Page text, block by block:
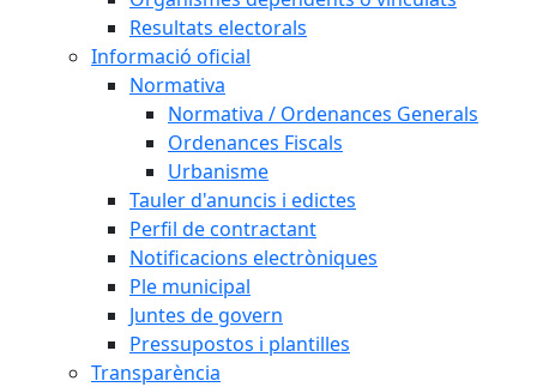
Resultats electorals
Informació oficial
Normativa
Normativa / Ordenances Generals
Ordenances Fiscals
Urbanisme
Tauler d'anuncis i edictes
Perfil de contractant
Notificacions electròniques
Ple municipal
Juntes de govern
Pressupostos i plantilles
Transparència